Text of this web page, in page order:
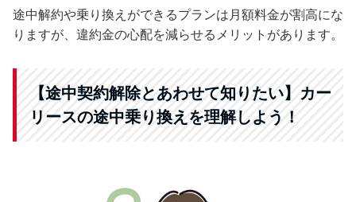
途中解約や乗り換えができるプランは月額料金が割高にな
りますが、違約金の心配を減らせるメリットがあります。
【途中契約解除とあわせて知りたい】カー
リースの途中乗り換えを理解しよう！